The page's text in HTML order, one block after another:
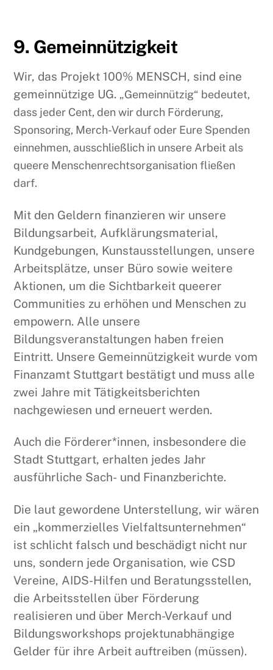
9. Gemeinnützigkeit
Wir, das Projekt 100% MENSCH, sind eine
gemeinnützige UG. „Gemeinnützig“ bedeutet,
dass jeder Cent, den wir durch Förderung,
Sponsoring, Merch-Verkauf oder Eure Spenden
einnehmen, ausschließlich in unsere Arbeit als
queere Menschenrechtsorganisation fließen
darf.
Mit den Geldern finanzieren wir unsere
Bildungsarbeit, Aufklärungsmaterial,
Kundgebungen, Kunstausstellungen, unsere
Arbeitsplätze, unser Büro sowie weitere
Aktionen, um die Sichtbarkeit queerer
Communities zu erhöhen und Menschen zu
empowern. Alle unsere
Bildungsveranstaltungen haben freien
Eintritt. Unsere Gemeinnützigkeit wurde vom
Finanzamt Stuttgart bestätigt und muss alle
zwei Jahre mit Tätigkeitsberichten
nachgewiesen und erneuert werden.
Auch die Förderer*innen, insbesondere die
Stadt Stuttgart, erhalten jedes Jahr
ausführliche Sach- und Finanzberichte.
Die laut gewordene Unterstellung, wir wären
ein „kommerzielles Vielfaltsunternehmen“
ist schlicht falsch und beschädigt nicht nur
uns, sondern jede Organisation, wie CSD
Vereine, AIDS-Hilfen und Beratungsstellen,
die Arbeitsstellen über Förderung
realisieren und über Merch-Verkauf und
Bildungsworkshops projektunabhängige
Gelder für ihre Arbeit auftreiben (müssen).